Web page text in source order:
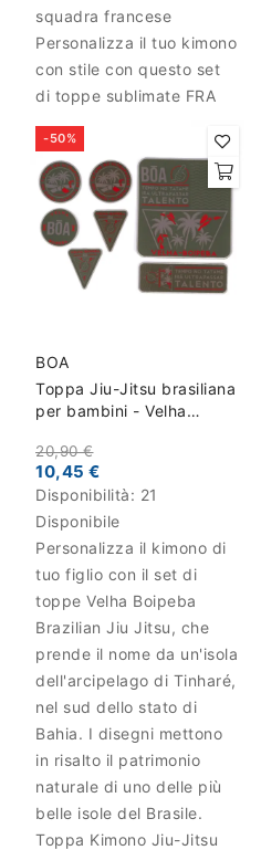
squadra francese
Personalizza il tuo kimono
con stile con questo set
di toppe sublimate FRA
-50%
BOA
Toppa Jiu-Jitsu brasiliana
per bambini - Velha
20,90 €
10,45 €
Disponibilità: 21
Disponibile
Personalizza il kimono di
tuo figlio con il set di
toppe Velha Boipeba
Brazilian Jiu Jitsu, che
prende il nome da un'isola
dell'arcipelago di Tinharé,
nel sud dello stato di
Bahia. I disegni mettono
in risalto il patrimonio
naturale di uno delle più
belle isole del Brasile.
Toppa Kimono Jiu-Jitsu